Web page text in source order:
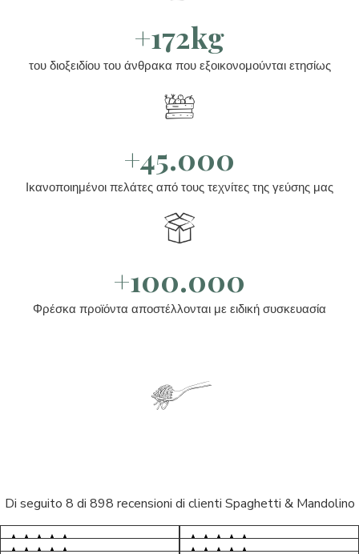
+172kg
του διοξειδίου του άνθρακα που εξοικονομούνται ετησίως
+45.000
Ικανοποιημένοι πελάτες από τους τεχνίτες της γεύσης μας
+100.000
Φρέσκα προϊόντα αποστέλλονται με ειδική συσκευασία
Di seguito 8 di 898 recensioni di clienti Spaghetti & Mandolino
AR
D*